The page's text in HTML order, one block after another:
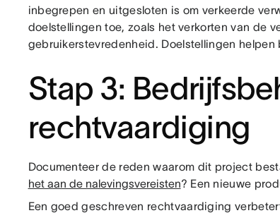
inbegrepen en uitgesloten is om verkeerde
doelstellingen toe, zoals het verkorten van de
gebruikerstevredenheid. Doelstellingen
Stap 3:
rechtvaardiging
Documenteer de reden waarom dit project
het aan de nalevingsvereisten? Een nieuwe
Een goed geschreven rechtvaardiging